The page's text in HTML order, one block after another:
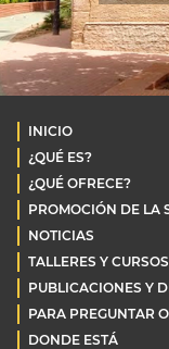
INICIO
¿QUÉ ES?
¿QUÉ OFRECE?
PROMOCIÓN DE LA
NOTICIAS
TALLERES Y CURSOS
PUBLICACIONES Y
PARA PREGUNTAR
DONDE ESTÁ